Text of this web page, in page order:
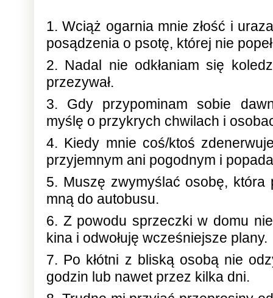
1. Wciąż ogarnia mnie złość i
posądzenia o psotę, której nie
2. Nadal nie odkłaniam się
przezywał.
3. Gdy przypominam sobie
myślę o przykrych chwilach i
4. Kiedy mnie coś/ktoś
przyjemnym ani pogodnym i
5. Muszę zwymyślać osobę,
mną do autobusu.
6. Z powodu sprzeczki w domu
kina i odwołuję wcześniejsze plany.
7. Po kłótni z bliską osobą nie
godzin lub nawet przez kilka dni.